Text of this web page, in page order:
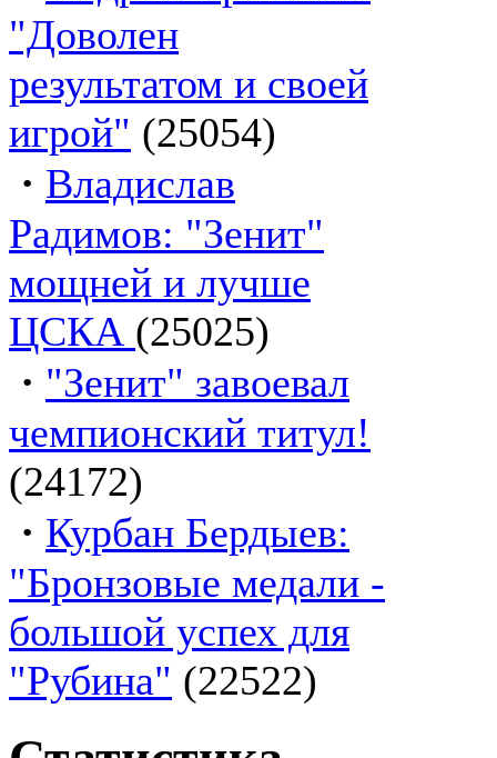
"Доволен
результатом и своей
игрой" (25054)
· Владислав
Радимов: "Зенит"
мощней и лучше
ЦСКА (25025)
· "Зенит" завоевал
чемпионский титул!
(24172)
· Курбан Бердыев:
"Бронзовые медали -
большой успех для
"Рубина" (22522)